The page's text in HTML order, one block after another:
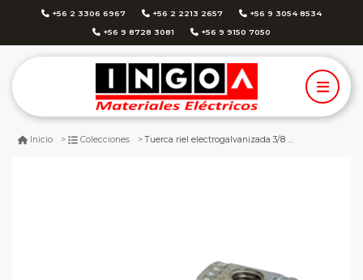
+56 2 3306 6967 +56 2 2213 2657 +56 9 3054 8534
+56 9 8728 3081 +56 9 9150 7050
Inicio Colecciones Tuerca riel electrogalvanizada 3/8 con resorte para riel unistrut